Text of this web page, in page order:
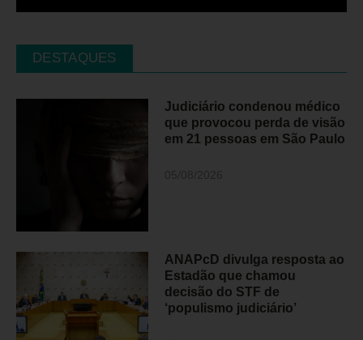
DESTAQUES
Judiciário condenou médico
que provocou perda de visão
em 21 pessoas em São Paulo
ANAPcD divulga resposta ao
Estadão que chamou
decisão do STF de
‘populismo judiciário’